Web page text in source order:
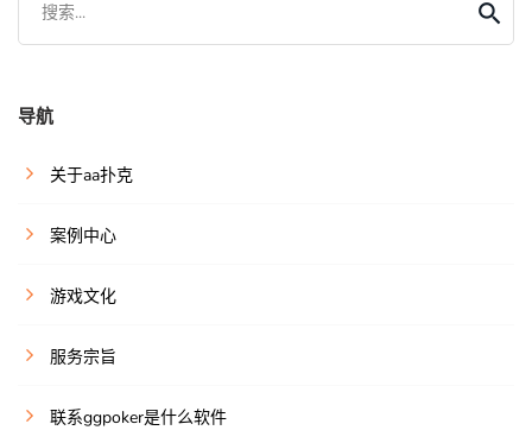
搜索...
导航
关于aa扑克
案例中心
游戏文化
服务宗旨
联系ggpoker是什么软件